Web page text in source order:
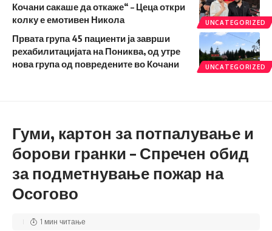
UNCATEGORIZED
Кочани сакаше да откаже“ – Цеца откри
колку е емотивен Никола
UNCATEGORIZED
Првата група 45 пациенти ја заврши
рехабилитацијата на Пониква, од утре
нова група од повредените во Кочани
Гуми, картон за потпалување и
борови гранки – Спречен обид
за подметнување пожар на
Осогово
1 мин читање